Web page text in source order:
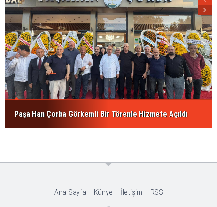
Paşa Han Çorba Görkemli Bir Törenle Hizmete Açıldı
Ana Sayfa Künye İletişim RSS